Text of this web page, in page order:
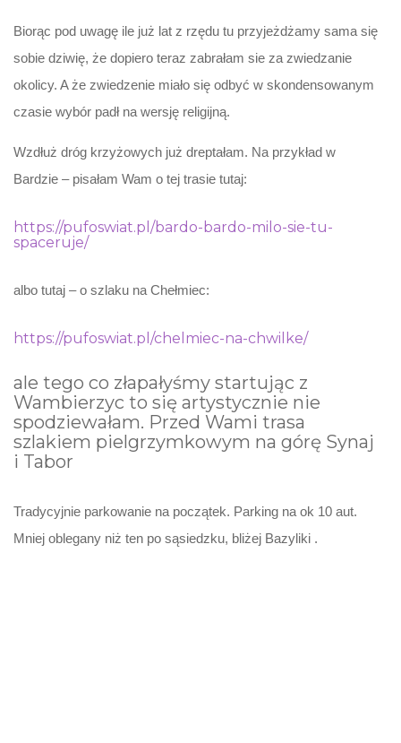
Biorąc pod uwagę ile już lat z rzędu tu przyjeżdżamy sama się
sobie dziwię, że dopiero teraz zabrałam sie za zwiedzanie
okolicy. A że zwiedzenie miało się odbyć w skondensowanym
czasie wybór padł na wersję religijną.
Wzdłuż dróg krzyżowych już dreptałam. Na przykład w
Bardzie – pisałam Wam o tej trasie tutaj:
https://pufoswiat.pl/bardo-bardo-milo-sie-tu-
spaceruje/
albo tutaj – o szlaku na Chełmiec:
https://pufoswiat.pl/chelmiec-na-chwilke/
ale tego co złapałyśmy startując z
Wambierzyc to się artystycznie nie
spodziewałam. Przed Wami trasa
szlakiem pielgrzymkowym na górę Synaj
i Tabor
Tradycyjnie parkowanie na początek. Parking na ok 10 aut.
Mniej oblegany niż ten po sąsiedzku, bliżej Bazyliki .